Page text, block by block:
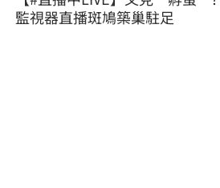
監視器直播斑鳩築巢駐足